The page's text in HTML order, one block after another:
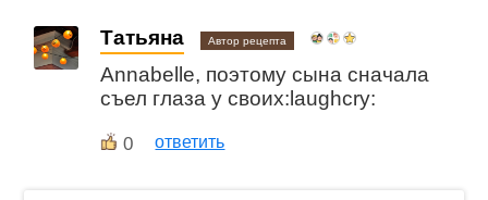
Татьяна Автор рецепта
Annabelle, поэтому сына сначала
съел глаза у своих:laughcry:
0 ответить